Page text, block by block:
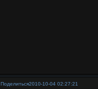
Поделиться2010-10-04 02:27:21